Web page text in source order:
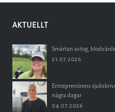
AKTUELLT
Smärtan avtog,
21.07.2026
Entreprenörens
några dagar
04.07.2026